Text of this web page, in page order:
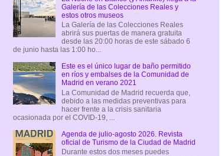
Galería de las Colecciones Reales y
estos otros museos
La Galería de las Colecciones Reales
abrirá sus puertas de manera gratuita
desde las 20:00 horas de este sábado 6
de junio hasta las 1:00 ho...
Este es el único lugar de baño permitido
en ríos y embalses de la Comunidad de
Madrid en verano 2021
La Comunidad de Madrid recuerda que,
debido a las medidas preventivas para
hacer frente a la crisis sanitaria
ocasionada por el COVID-19, ...
Agenda de julio-agosto 2026. Revista
oficial de Turismo de la Ciudad de Madrid
Durante estos dos meses puedes